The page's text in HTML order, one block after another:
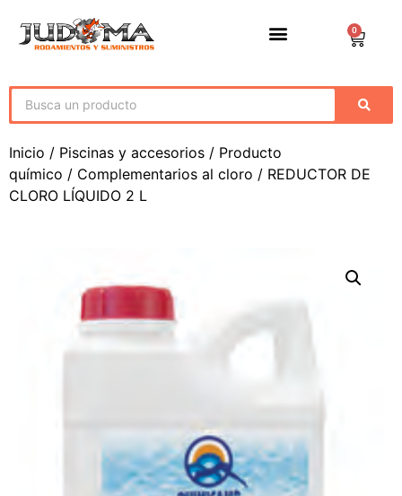
0
Inicio / Piscinas y accesorios / Producto
químico / Complementarios al cloro / REDUCTOR DE
CLORO LÍQUIDO 2 L